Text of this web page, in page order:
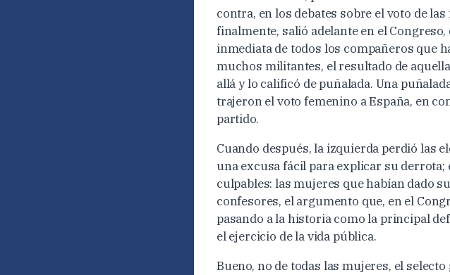
contra, en los debates sobre el voto de
finalmente, salió adelante en el
inmediata de todos los compañeros que
muchos militantes, el resultado de
allá y lo calificó de puñalada. Una
trajeron el voto femenino a España, en
partido.
Cuando después, la izquierda perdió las
una excusa fácil para explicar su
culpables: las mujeres que habían dado
confesores, el argumento que, en el
pasando a la historia como la principal
el ejercicio de la vida pública.
Bueno, no de todas las mujeres, el